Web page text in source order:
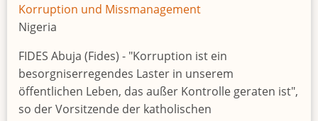
Korruption und Missmanagement
Nigeria
FIDES Abuja (Fides) - "Korruption ist ein
besorgniserregendes Laster in unserem
öffentlichen Leben, das außer Kontrolle geraten ist",
so der Vorsitzende der katholischen